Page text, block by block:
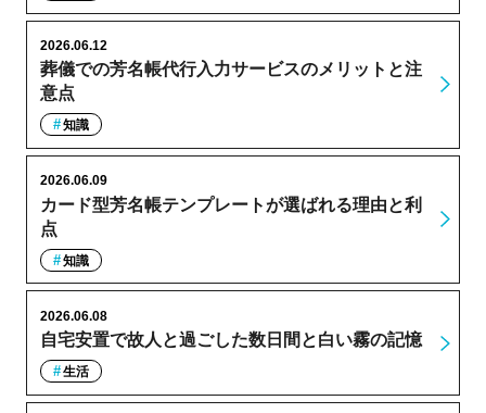
葬儀での芳名帳代行入力サービスのメリットと注
意点
2026.06.12
知識
カード型芳名帳テンプレートが選ばれる理由と利
点
2026.06.09
知識
自宅安置で故人と過ごした数日間と白い霧の記憶
2026.06.08
生活